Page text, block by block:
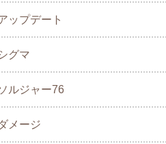
ップデート
グマ
ルジャー76
メージ